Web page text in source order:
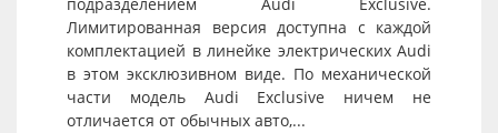
подразделением Audi Exclusive.
Лимитированная версия доступна с каждой
комплектацией в линейке электрических Audi
в этом эксклюзивном виде. По механической
части модель Audi Exclusive ничем не
отличается от обычных авто,...